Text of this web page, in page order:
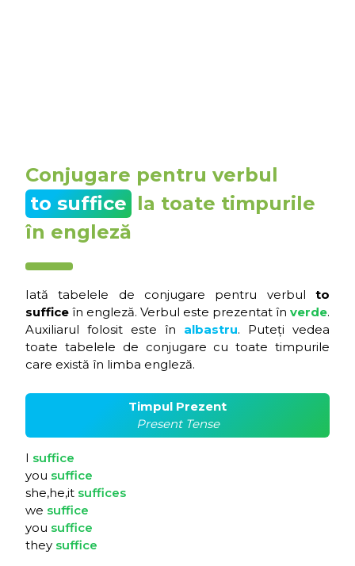
Conjugare pentru verbul
to suffice la toate timpurile
în engleză
Iată tabelele de conjugare pentru verbul to
suffice în engleză. Verbul este prezentat în verde.
Auxiliarul folosit este în albastru. Puteți vedea
toate tabelele de conjugare cu toate timpurile
care există în limba engleză.
Timpul Prezent
Present Tense
I suffice
you suffice
she,he,it suffices
we suffice
you suffice
they suffice